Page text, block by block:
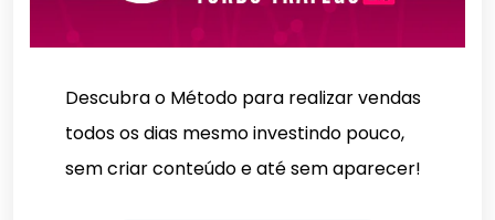
Descubra o Método para realizar vendas
todos os dias mesmo investindo pouco,
sem criar conteúdo e até sem aparecer!